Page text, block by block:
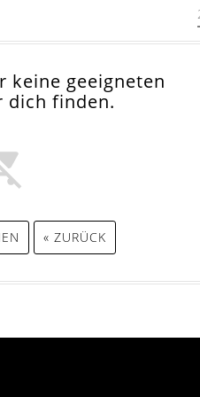
keine geeigneten
dich finden.
« ZURÜCK